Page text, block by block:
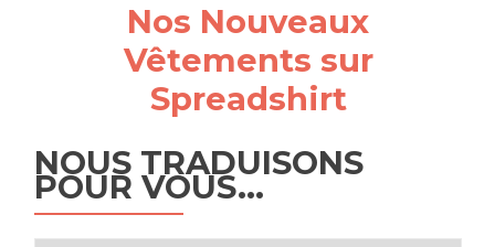
Nos Nouveaux
Vêtements sur
Spreadshirt
NOUS TRADUISONS
POUR VOUS…